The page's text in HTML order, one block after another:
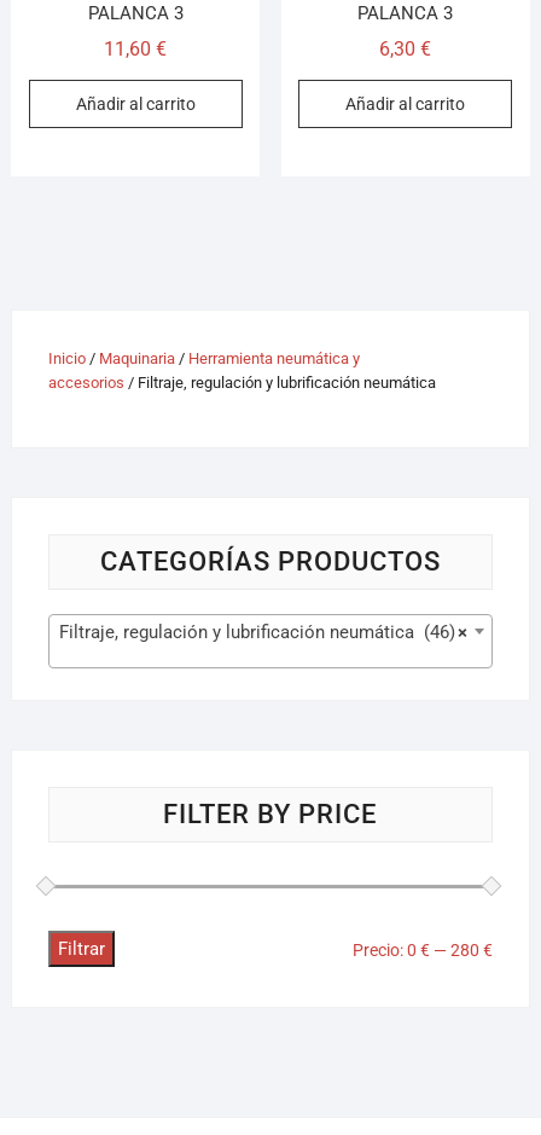
PALANCA 3
11,60€
Añadir al carrito
PALANCA 3
6,30€
Añadir al carrito
Inicio/ Maquinaria/ Herramienta neumática y
accesorios / Filtraje, regulación y lubrificación neumática
CATEGORÍAS PRODUCTOS
×
Filtraje, regulación y lubrificación neumática (46)
FILTER BY PRICE
Filtrar Precio:0 € —280 €